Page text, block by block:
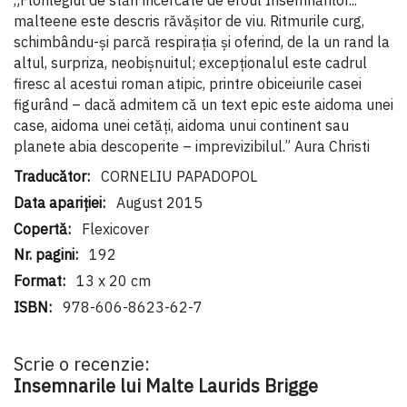
malteene este descris răvăşitor de viu. Ritmurile curg,
schimbându-şi parcă respiraţia şi oferind, de la un rand la
altul, surpriza, neobişnuitul; excepţionalul este cadrul
firesc al acestui roman atipic, printre obiceiurile casei
figurând – dacă admitem că un text epic este aidoma unei
case, aidoma unei cetăţi, aidoma unui continent sau
planete abia descoperite – imprevizibilul.” Aura Christi
Informaţii
suplimentare
CORNELIU PAPADOPOL
August 2015
Flexicover
192
13 x 20 cm
978-606-8623-62-7
Scrie o recenzie:
Insemnarile lui Malte Laurids Brigge